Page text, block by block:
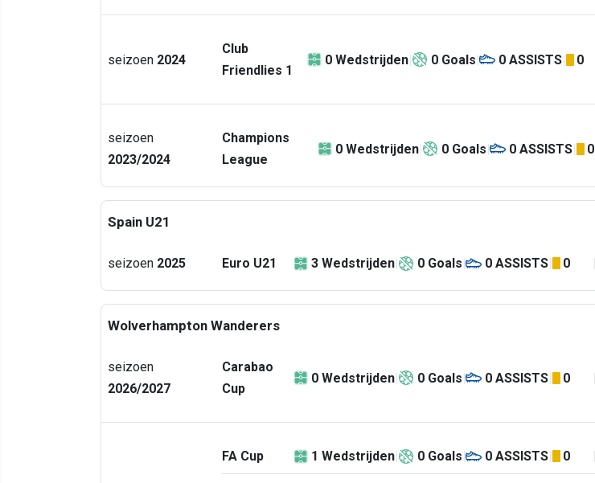
seizoen 2024
Club
Friendlies 1
0 Wedstrijden 0 Goals 0 ASSISTS 0
seizoen
2023/2024
Champions
League
0 Wedstrijden 0 Goals 0 ASSISTS 0
Spain U21
seizoen 2025 Euro U21 3 Wedstrijden 0 Goals 0 ASSISTS 0
Wolverhampton Wanderers
seizoen
2026/2027
Carabao
Cup
0 Wedstrijden 0 Goals 0 ASSISTS 0
FA Cup 1 Wedstrijden 0 Goals 0 ASSISTS 0